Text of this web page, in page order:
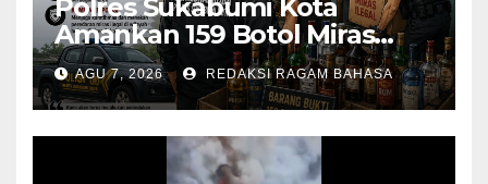
Polres Sukabumi Kota
Amankan 159 Botol Miras
Ilegal dari Tiga Lokasi dalam
Operasi Penyakit Masyarakat
AGU 7, 2026 REDAKSI RAGAM BAHASA